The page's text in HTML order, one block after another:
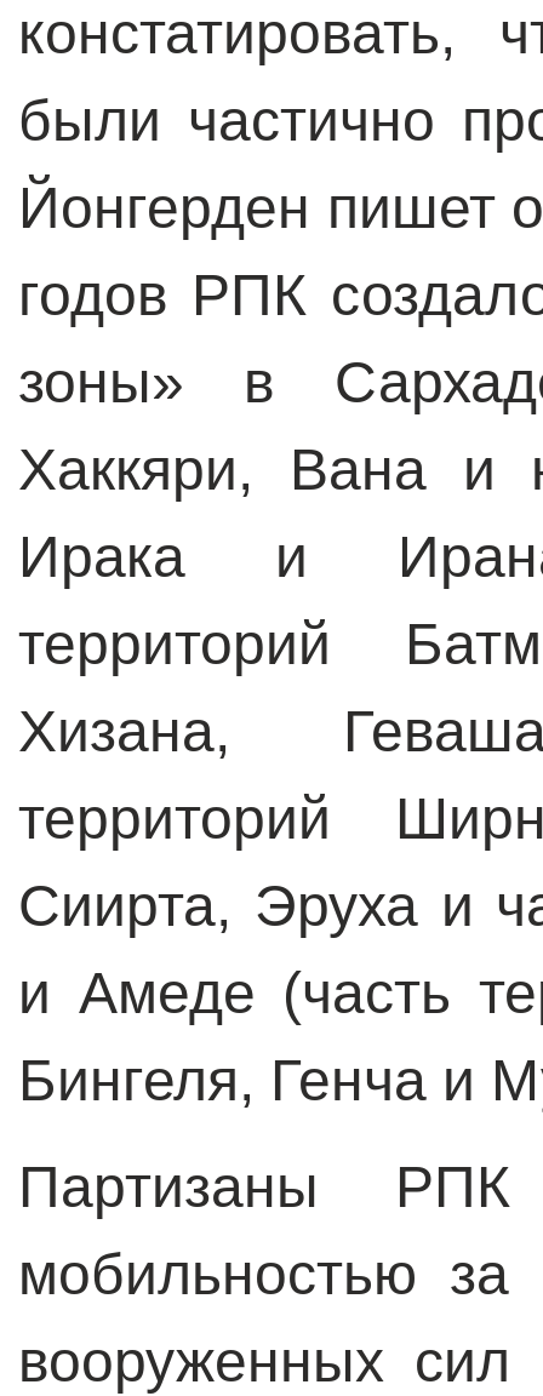
констатировать,
были частично
Йонгерден пишет
годов РПК
зоны» в
Хаккяри, Вана и
Ирака и
территорий
Хизана,
территорий
Сиирта, Эруха и
и Амеде (часть
Бингеля, Генча и
Партизаны
мобильностью за
вооруженных